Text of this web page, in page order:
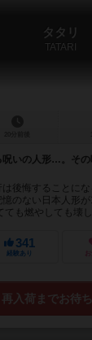
タタリ
TATARI
いの人形…。そ
は後悔することに
憶のない日本人形
も燃やしても壊し
341
経験あり
再入荷までお待